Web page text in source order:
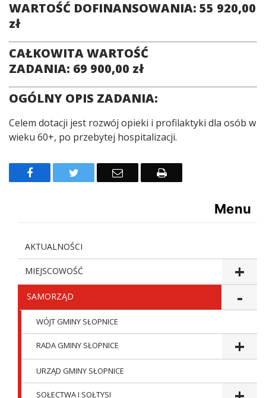
WARTOŚĆ DOFINANSOWANIA: 55 920,00
zł
CAŁKOWITA WARTOŚĆ
ZADANIA: 69 900,00 zł
OGÓLNY OPIS ZADANIA:
Celem dotacji jest rozwój opieki i profilaktyki dla osób w
wieku 60+, po przebytej hospitalizacji.
FacebookTwitter Email Drukuj
Menu
AKTUALNOŚCI
MIEJSCOWOŚĆ
SAMORZĄD
WÓJT GMINY SŁOPNICE
RADA GMINY SŁOPNICE
URZĄD GMINY SŁOPNICE
SOŁECTWA I SOŁTYSI